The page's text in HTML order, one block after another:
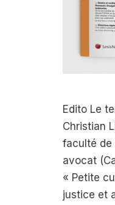
Edito Le
Christian
faculté de
avocat
« Petite
justice et